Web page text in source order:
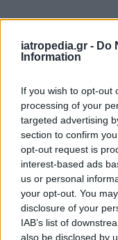
iatropedia.gr - Do
Information
If you wish to opt-out
processing of your
targeted advertising
section to confirm
opt-out request is
interest-based ads
us or personal
your opt-out. You
disclosure of your
IAB’s list of
also be disclosed by